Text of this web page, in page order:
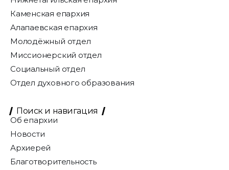
Каменская епархия
Алапаевская епархия
Молодёжный отдел
Миссионерский отдел
Социальный отдел
Отдел духовного образования
Поиск и навигация
Об епархии
Новости
Архиерей
Благотворительность